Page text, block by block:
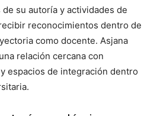
su autoría y actividades de
reconocimientos dentro de
como docente. Asjana
relación cercana con
espacios de integración dentro